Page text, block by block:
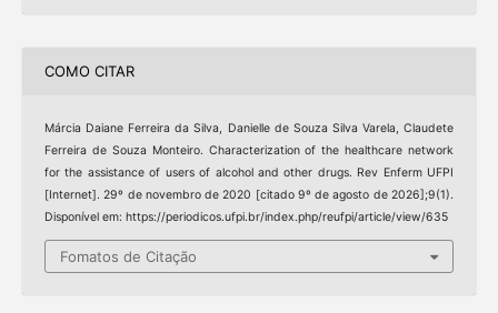
COMO CITAR
Márcia Daiane Ferreira da Silva, Danielle de Souza Silva Varela, Claudete
Ferreira de Souza Monteiro. Characterization of the healthcare network
for the assistance of users of alcohol and other drugs. Rev Enferm UFPI
[Internet]. 29º de novembro de 2020 [citado 9º de agosto de 2026];9(1).
Disponível em: https://periodicos.ufpi.br/index.php/reufpi/article/view/635
Fomatos de Citação